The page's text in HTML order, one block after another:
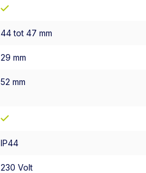
44 tot 47 mm
29 mm
52 mm
IP44
230 Volt